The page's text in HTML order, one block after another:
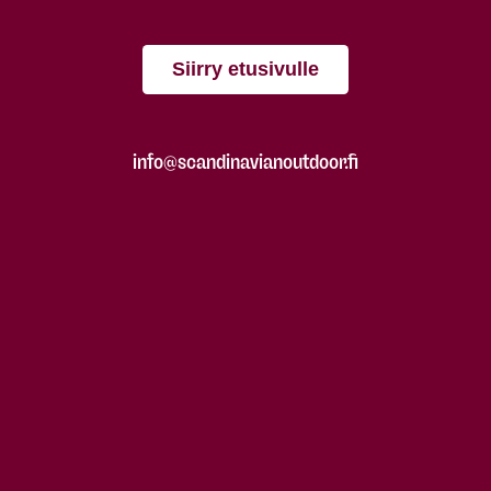
Siirry etusivulle
info@scandinavianoutdoor.fi